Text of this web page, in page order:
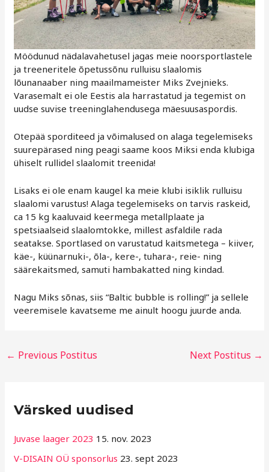
Möödunud nädalavahetusel jagas meie noorsportlastele
ja treeneritele õpetussõnu rulluisu slaalomis
lõunanaaber ning maailmameister Miks Zvejnieks.
Varasemalt ei ole Eestis ala harrastatud ja tegemist on
uudse suvise treeninglahendusega mäesuusaspordis.
Otepää sporditeed ja võimalused on alaga tegelemiseks
suurepärased ning peagi saame koos Miksi enda klubiga
ühiselt rullidel slaalomit treenida!
Lisaks ei ole enam kaugel ka meie klubi isiklik rulluisu
slaalomi varustus! Alaga tegelemiseks on tarvis raskeid,
ca 15 kg kaaluvaid keermega metallplaate ja
spetsiaalseid slaalomtokke, millest asfaldile rada
seatakse. Sportlased on varustatud kaitsmetega – kiiver,
käe-, küünarnuki-, õla-, kere-, tuhara-, reie- ning
säärekaitsmed, samuti hambakatted ning kindad.
Nagu Miks sõnas, siis “Baltic bubble is rolling!” ja sellele
veeremisele kavatseme me ainult hoogu juurde anda.
← Previous Postitus Next Postitus →
Värsked uudised
Juvase laager 2023 15. nov. 2023
V-DISAIN OÜ sponsorlus 23. sept 2023
u
r
i